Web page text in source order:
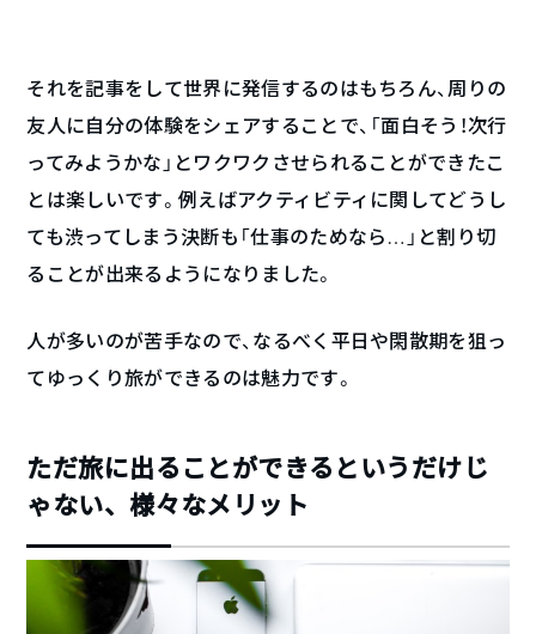
それを記事をして世界に発信するのはもちろん、周りの
友人に自分の体験をシェアすることで、「面白そう！次行
ってみようかな」とワクワクさせられることができたこ
とは楽しいです。例えばアクティビティに関してどうし
ても渋ってしまう決断も「仕事のためなら…」と割り切
ることが出来るようになりました。
人が多いのが苦手なので、なるべく平日や閑散期を狙っ
てゆっくり旅ができるのは魅力です。
ただ旅に出ることができるというだけじ
ゃない、様々なメリット